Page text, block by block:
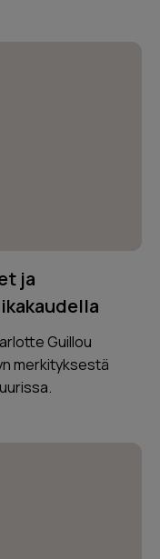
ja
Guillou
merkityksestä